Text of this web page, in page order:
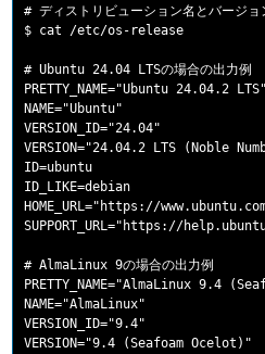
# ディストリビューション名とバージ
$ cat /etc/os-release
# Ubuntu 24.04 LTSの場合の出力例
PRETTY_NAME="Ubuntu 24.04.2 LTS"
NAME="Ubuntu"
VERSION_ID="24.04"
VERSION="24.04.2 LTS (Noble
ID=ubuntu
ID_LIKE=debian
HOME_URL="https://
SUPPORT_URL="https://
# AlmaLinux 9の場合の出力例
PRETTY_NAME="AlmaLinux 9.4
NAME="AlmaLinux"
VERSION_ID="9.4"
VERSION="9.4 (Seafoam Ocelot)"